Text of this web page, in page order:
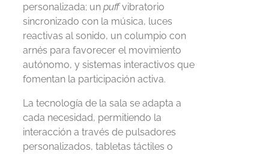
personalizada; un puffvibratorio
sincronizado con la música, luces
reactivas al sonido, un columpio con
arnés para favorecer el movimiento
autónomo, y sistemas interactivos que
fomentan la participación activa.
La tecnología de la sala se adapta a
cada necesidad, permitiendo la
interacción a través de pulsadores
personalizados, tabletas táctiles o